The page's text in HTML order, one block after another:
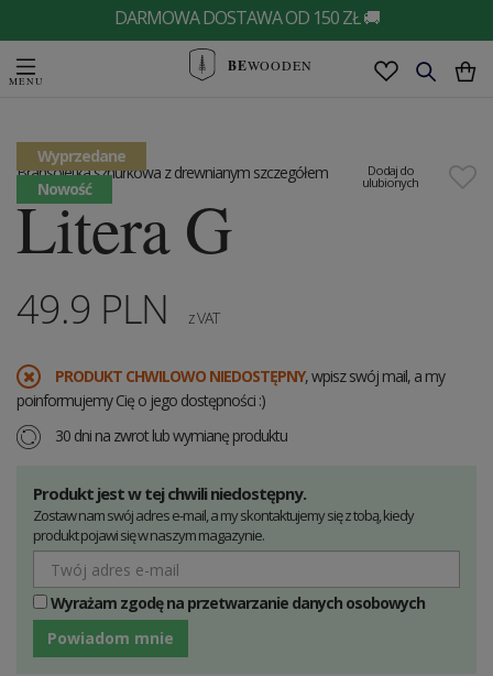
DARMOWA DOSTAWA OD 150 ZŁ 🚚
BEWOODEN
Wyprzedane
Nowość
Dodaj do
ulubionych
Bransoletka sznurkowa z drewnianym szczegółem
Litera G
49.9 PLN z VAT
PRODUKT CHWILOWO NIEDOSTĘPNY, wpisz swój mail, a my
poinformujemy Cię o jego dostępności :)
30 dni na zwrot lub wymianę produktu
Produkt jest w tej chwili niedostępny.
Zostaw nam swój adres e-mail, a my skontaktujemy się z tobą, kiedy
produkt pojawi się w naszym magazynie.
Wyrażam zgodę na przetwarzanie danych osobowych
Powiadom mnie